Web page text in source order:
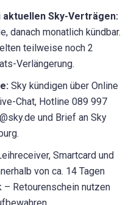
Sky-Verträgen:
danach monatlich kündbar.
teilweise noch 2
Verlängerung.
Sky kündigen über Online
Chat, Hotline 089 997
und Brief an Sky
Smartcard und
von ca. 14 Tagen
– Retourenschein nutzen